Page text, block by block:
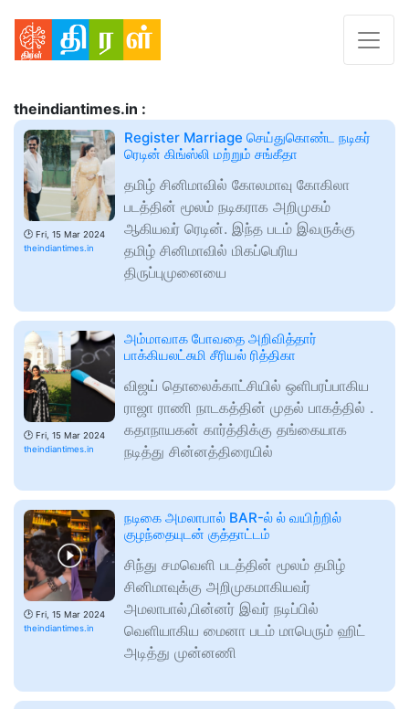
theindiantimes.in :
🕑 Fri, 15 Mar 2024
theindiantimes.in
Register Marriage செய்துகொண்ட நடிகர்
ரெடின் கிங்ஸ்லி மற்றும் சங்கீதா
தமிழ் சினிமாவில் கோலமாவு கோகிலா
படத்தின் மூலம் நடிகராக அறிமுகம்
ஆகியவர் ரெடின். இந்த படம் இவருக்கு
தமிழ் சினிமாவில் மிகப்பெரிய
திருப்புமுனையை
🕑 Fri, 15 Mar 2024
theindiantimes.in
அம்மாவாக போவதை அறிவித்தார்
பாக்கியலட்சுமி சீரியல் ரித்திகா
விஜய் தொலைக்காட்சியில் ஒளிபரப்பாகிய
ராஜா ராணி நாடகத்தின் முதல் பாகத்தில் .
கதாநாயகன் கார்த்திக்கு தங்கையாக
நடித்து சின்னத்திரையில்
🕑 Fri, 15 Mar 2024
theindiantimes.in
நடிகை அமலாபால் BAR-ல் ல் வயிற்றில்
குழந்தையுடன் குத்தாட்டம்
சிந்து சமவெளி படத்தின் மூலம் தமிழ்
சினிமாவுக்கு அறிமுகமாகியவர்
அமலாபால்,பின்னர் இவர் நடிப்பில்
வெளியாகிய மைனா படம் மாபெரும் ஹிட்
அடித்து முன்னணி